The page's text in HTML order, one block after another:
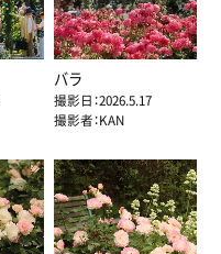
バラ
撮影日：2026.5.17
撮影者：KAN